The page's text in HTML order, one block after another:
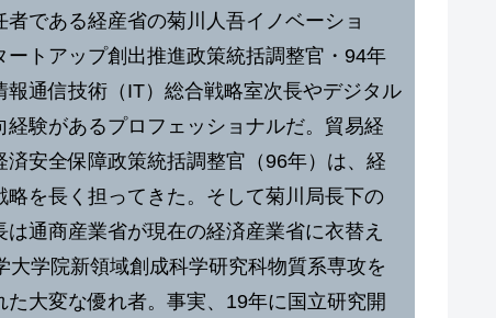
である経産省の菊川人吾イノベーショ
ートアップ創出推進政策統括調整官・94年
報通信技術（IT）総合戦略室次長やデジタル
験があるプロフェッショナルだ。貿易経
安全保障政策統括調整官（96年）は、経
を長く担ってきた。そして菊川局長下の
通商産業省が現在の経済産業省に衣替え
大学院新領域創成科学研究科物質系専攻を
大変な優れ者。事実、19年に国立研究開